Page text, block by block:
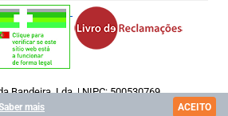
mais ACEITO
Bandeira, Lda. | NIPC: 500530769
Sá Da Bandeira